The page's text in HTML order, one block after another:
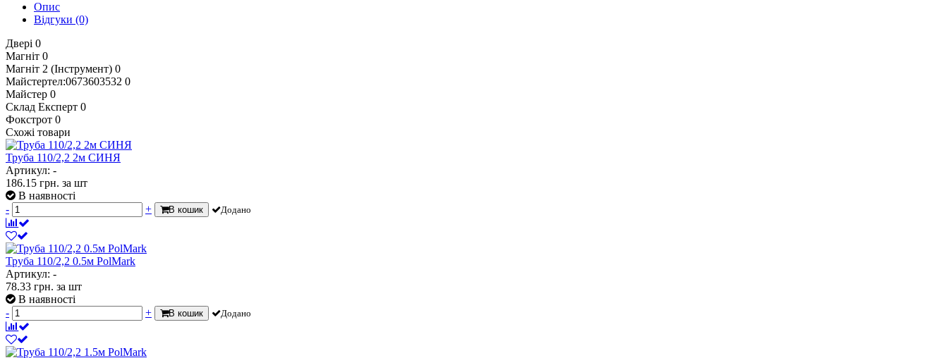
Опис
Відгуки (0)
Двері 0
Магніт 0
Магніт 2 (Інструмент) 0
Майстертел:0673603532 0
Майстер 0
Склад Експерт 0
Фокстрот 0
Схожі товари
Труба 110/2,2 2м СИНЯ
Артикул: -
186.15 грн. за шт
В наявності
-
+ В кошик Додано
Труба 110/2,2 0.5м PolMark
Артикул: -
78.33 грн. за шт
В наявності
-
+ В кошик Додано